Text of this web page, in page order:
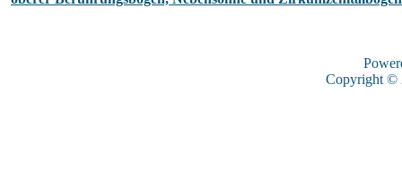
Copyright ©